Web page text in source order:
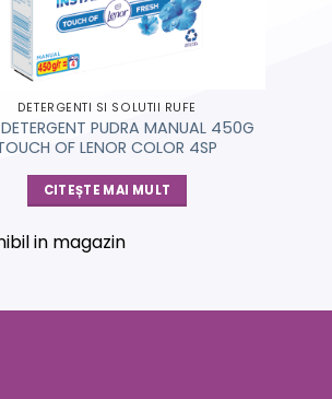
DETERGENTI SI SOLUTII RUFE
DETERGENT PUDRA MANUAL 450G
OF LENOR COLOR 4SP
CITEȘTE MAI MULT
in magazin